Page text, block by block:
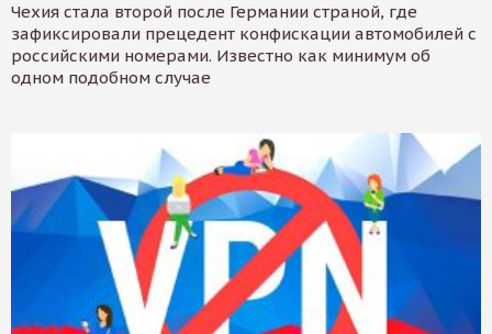
Чехия стала второй после Германии страной, где
зафиксировали прецедент конфискации автомобилей с
российскими номерами. Известно как минимум об
одном подобном случае